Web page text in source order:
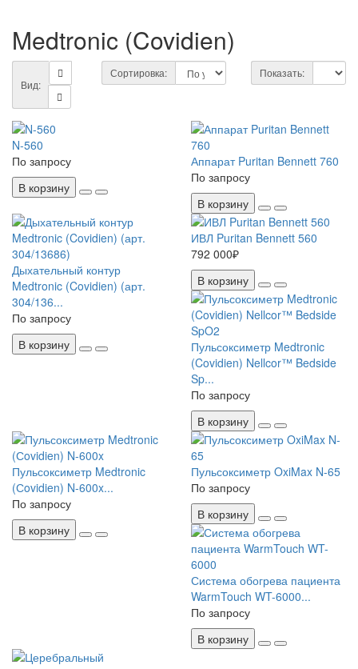
Medtronic (Covidien)
Вид:
Сортировка: Показать:
N-560
По запросу
В корзину
Аппарат Puritan Bennett 760
По запросу
В корзину
Дыхательный контур
Medtronic (Covidien) (арт.
304/136...
По запросу
В корзину
ИВЛ Puritan Bennett 560
792 000₽
В корзину
Пульсоксиметр Medtronic
(Covidien) Nellcor™ Bedside
Sp...
По запросу
В корзину
Пульсоксиметр Medtronic
(Сovidien) N-600x...
По запросу
В корзину
Пульсоксиметр OxiMax N-65
По запросу
В корзину
Система обогрева пациента
WarmTouch WT-6000...
По запросу
В корзину